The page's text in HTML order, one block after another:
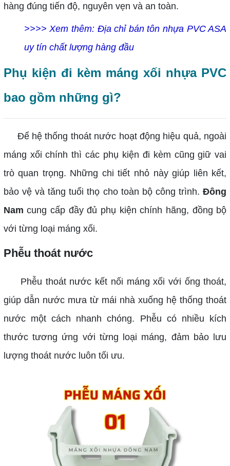
hàng đúng tiến độ, nguyên vẹn và an toàn.
>>>> Xem thêm: Địa chỉ bán tôn nhựa PVC ASA
uy tín chất lượng hàng đầu
Phụ kiện đi kèm máng xối nhựa PVC
bao gồm những gì?
Để hệ thống thoát nước hoạt động hiệu quả, ngoài
máng xối chính thì các phụ kiện đi kèm cũng giữ vai
trò quan trọng. Những chi tiết nhỏ này giúp liên kết,
bảo vệ và tăng tuổi thọ cho toàn bộ công trình.Đông
Nam cung cấp đầy đủ phụ kiện chính hãng, đồng bộ
với từng loại máng xối.
Phễu thoát nước
Phễu thoát nước kết nối máng xối với ống thoát,
giúp dẫn nước mưa từ mái nhà xuống hệ thống thoát
nước một cách nhanh chóng. Phễu có nhiều kích
thước tương ứng với từng loại máng, đảm bảo lưu
lượng thoát nước luôn tối ưu.